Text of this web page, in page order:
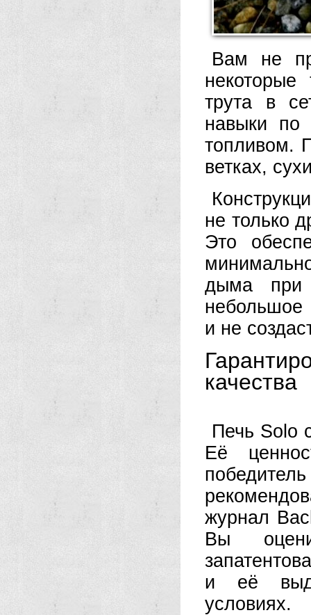
Вам не
трута в
навыки по
топливом.
ветках,
не только
Это
дыма при
небольшое
и не
качества
Печь Solo
Её
журнал
Вы
и её
условиях.